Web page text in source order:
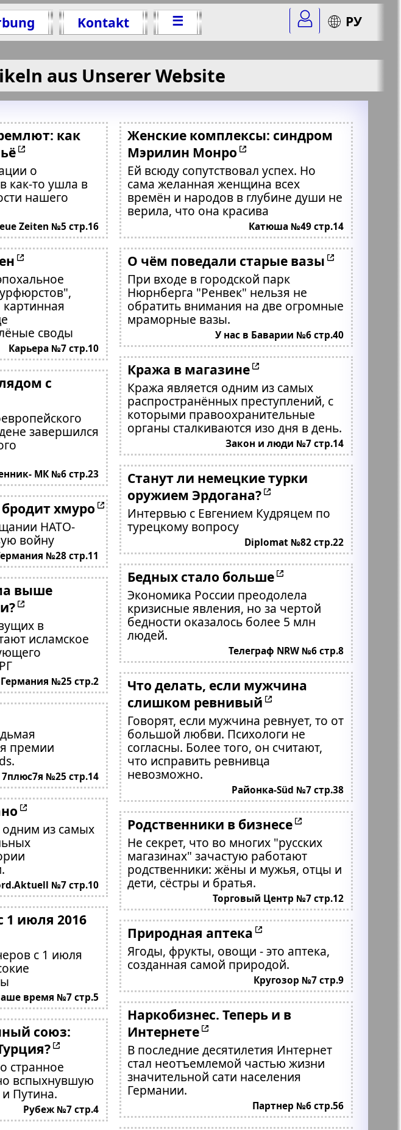
Kontakt ☰ РУ
aus Unserer Website
как
о
как-то ушла в
нашего
Zeiten №5 стр.16
своды
Карьера №7 стр.10
с
завершился
МК №6 стр.23
хмуро
НАТО-
войну
№28 стр.11
выше
в
исламское
Германия №25 стр.2
премии
7плюс7я №25 стр.14
одним из самых
№7 стр.10
1 июля 2016
с 1 июля
время №7 стр.5
союз:
странное
вспыхнувшую
Путина.
Рубеж №7 стр.4
Женские комплексы: синдром
Мэрилин Монро
Ей всюду сопутствовал успех. Но
сама желанная женщина всех
времён и народов в глубине души не
верила, что она красива
Катюша №49 стр.14
О чём поведали старые вазы
При входе в городской парк
Нюрнберга "Ренвек" нельзя не
обратить внимания на две огромные
мраморные вазы.
У нас в Баварии №6 стр.40
Кража в магазине
Кража является одним из самых
распространённых преступлений, с
которыми правоохранительные
органы сталкиваются изо дня в день.
Закон и люди №7 стр.14
Станут ли немецкие турки
оружием Эрдогана?
Интервью с Евгением Кудряцем по
турецкому вопросу
Diplomat №82 стр.22
Бедных стало больше
Экономика России преодолела
кризисные явления, но за чертой
бедности оказалось более 5 млн
людей.
Телеграф NRW №6 стр.8
Что делать, если мужчина
слишком ревнивый
Говорят, если мужчина ревнует, то от
большой любви. Психологи не
согласны. Более того, он считают,
что исправить ревнивца
невозможно.
Районка-Süd №7 стр.38
Родственники в бизнесе
Не секрет, что во многих "русских
магазинах" зачастую работают
родственники: жёны и мужья, отцы и
дети, сёстры и братья.
Торговый Центр №7 стр.12
Природная аптека
Ягоды, фрукты, овощи - это аптека,
созданная самой природой.
Кругозор №7 стр.9
Наркобизнес. Теперь и в
Интернете
В последние десятилетия Интернет
стал неотъемлемой частью жизни
значительной сати населения
Германии.
Партнер №6 стр.56